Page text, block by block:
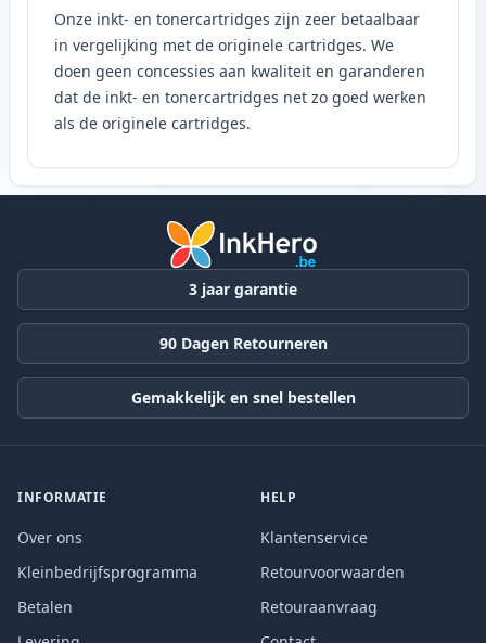
Onze inkt- en tonercartridges zijn zeer betaalbaar
in vergelijking met de originele cartridges. We
doen geen concessies aan kwaliteit en garanderen
dat de inkt- en tonercartridges net zo goed werken
als de originele cartridges.
3 jaar garantie
90 Dagen Retourneren
Gemakkelijk en snel bestellen
INFORMATIE
Over ons
Kleinbedrijfsprogramma
Betalen
HELP
Klantenservice
Retourvoorwaarden
Retouraanvraag